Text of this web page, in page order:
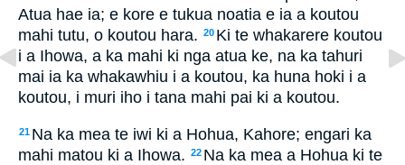
Atua hae ia; e kore e tukua noatia e ia a koutou
mahi tutu, o koutou hara. 20 Ki te whakarere koutou
i a Ihowa, a ka mahi ki nga atua ke, na ka tahuri
mai ia ka whakawhiu i a koutou, ka huna hoki i a
koutou, i muri iho i tana mahi pai ki a koutou.
21 Na ka mea te iwi ki a Hohua, Kahore; engari ka
mahi matou ki a Ihowa. 22 Na ka mea a Hohua ki te